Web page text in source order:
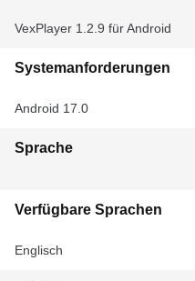
VexPlayer 1.2.9 für Android
Systemanforderungen
Android 17.0
Sprache
Verfügbare Sprachen
Englisch